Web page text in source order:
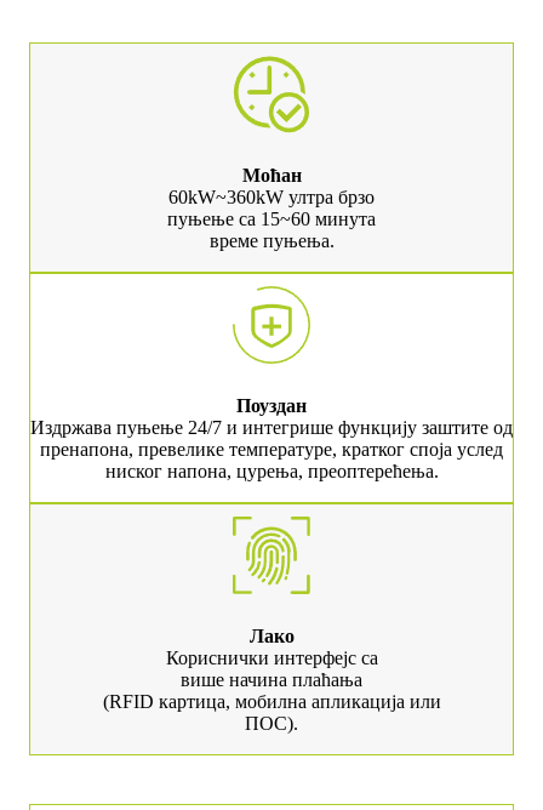
Моћан
60kW~360kW ултра брзо
пуњење са 15~60 минута
време пуњења.
Поуздан
Издржава пуњење 24/7 и интегрише функцију заштите од
пренапона, превелике температуре, кратког споја услед
ниског напона, цурења, преоптерећења.
Лако
Кориснички интерфејс са
више начина плаћања
(RFID картица, мобилна апликација или
ПОС).